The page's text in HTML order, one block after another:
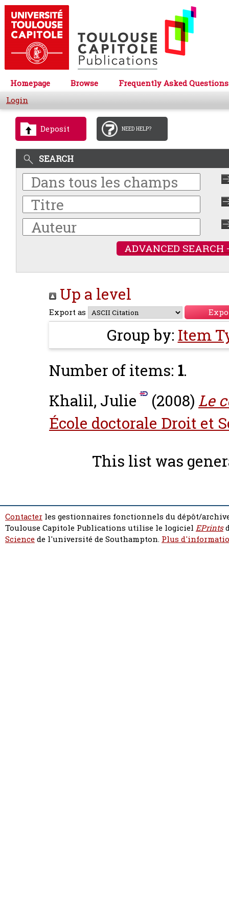
Homepage Browse
Frequently Asked Questions
Login
Deposit NEED HELP?
SEARCH
ADVANCED SEARCH
Up a level
Export as
Group by: Item
Number of items: 1.
Khalil, Julie
(2008) Le
École doctorale Droit et
This list was
Contacter les gestionnaires fonctionnels du dépôt/
Toulouse Capitole Publications utilise le logiciel EPrints
Sciencede l'université de Southampton. Plus